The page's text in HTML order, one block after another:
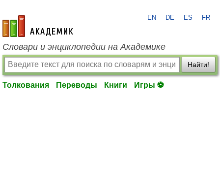
academic.ru
EN DE ES FR
Словари и энциклопедии на Академике
Найти!
Толкования Переводы Книги Игры ⚽